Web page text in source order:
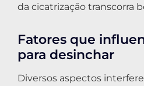
da cicatrização transcorra
Fatores que
para desinchar
Diversos aspectos